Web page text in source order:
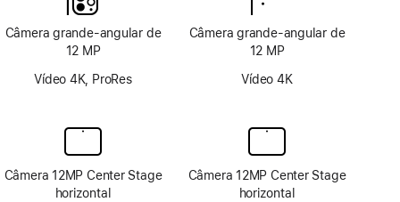
Câmera grande-angular de
12 MP
Vídeo 4K, ProRes
Câmera 12MP Center Stage
horizontal
Câmera grande-angular de
12 MP
Vídeo 4K
Câmera 12MP Center Stage
horizontal